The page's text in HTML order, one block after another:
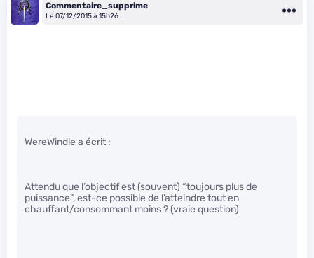
Commentaire_supprime
Le 07/12/2015 à 15h26
WereWindle a écrit :
Attendu que l’objectif est (souvent) “toujours plus de
puissance”, est-ce possible de l’atteindre tout en
chauffant/consommant moins ? (vraie question)